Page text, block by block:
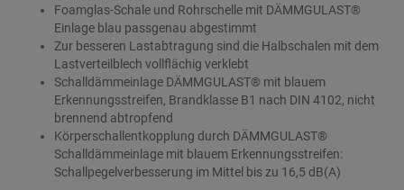
Foamglas-Schale und Rohrschelle mit DÄMMGULAST®
Einlage blau passgenau abgestimmt
Zur besseren Lastabtragung sind die Halbschalen mit dem
Lastverteilblech vollflächig verklebt
Schalldämmeinlage DÄMMGULAST® mit blauem
Erkennungsstreifen, Brandklasse B1 nach DIN 4102, nicht
brennend abtropfend
Körperschallentkopplung durch DÄMMGULAST®
Schalldämmeinlage mit blauem Erkennungsstreifen:
Schallpegelverbesserung im Mittel bis zu 16,5 dB(A)